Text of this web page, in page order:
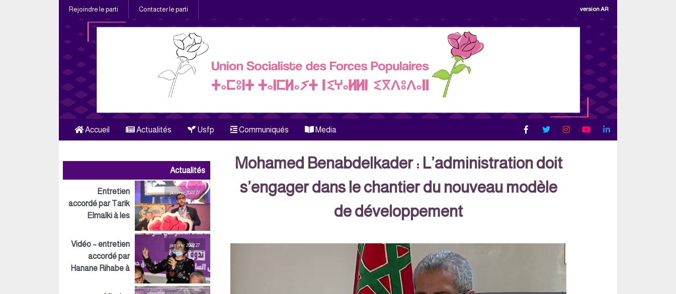
Rejoindre le parti Contacter le parti version AR
Accueil Actualités Usfp Communiqués Media
Mohamed Benabdelkader : L’administration doit
s’engager dans le chantier du nouveau modèle
de développement
Actualités
27 janvier 2022
Entretien
accordé par Tarik
Elmalki à les
27 janvier 2022
Vidéo – entretien
accordé par
Hanane Rihabe à